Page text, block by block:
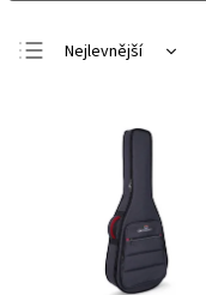
Nejlevnější
Nejprodávanější